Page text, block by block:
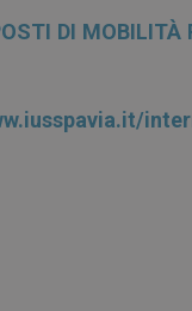
DI MOBILITÀ